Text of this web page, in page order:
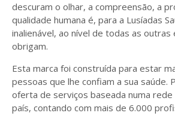
descuram o olhar, a compreensão, a
qualidade humana é, para a Lusíadas
inalienável, ao nível de todas as outras
obrigam.
Esta marca foi construída para estar
pessoas que lhe confiam a sua saúde.
oferta de serviços baseada numa
país, contando com mais de 6.000